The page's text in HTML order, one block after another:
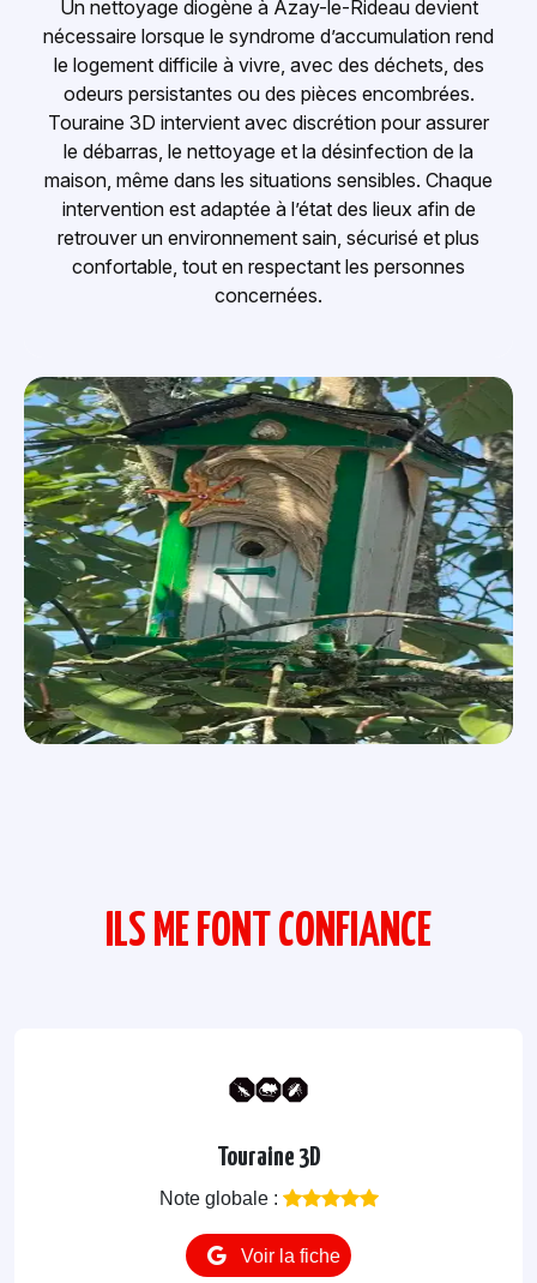
Un nettoyage diogène à Azay-le-Rideau devient
nécessaire lorsque le syndrome d’accumulation rend
le logement difficile à vivre, avec des déchets, des
odeurs persistantes ou des pièces encombrées.
Touraine 3D intervient avec discrétion pour assurer
le débarras, le nettoyage et la désinfection de la
maison, même dans les situations sensibles. Chaque
intervention est adaptée à l’état des lieux afin de
retrouver un environnement sain, sécurisé et plus
confortable, tout en respectant les personnes
concernées.
ILS ME FONT CONFIANCE
Touraine 3D
Note globale :
Voir la fiche